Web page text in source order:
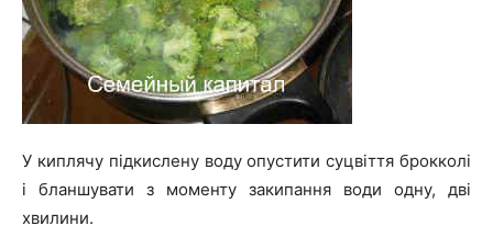
У киплячу підкислену воду опустити суцвіття брокколі
і бланшувати з моменту закипання води одну, дві
хвилини.